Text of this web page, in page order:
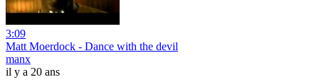
3:09
Matt Moerdock - Dance with the devil
manx
il y a 20 ans